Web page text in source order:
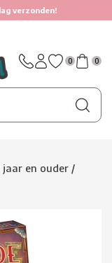
verzonden!
0 0
en ouder /